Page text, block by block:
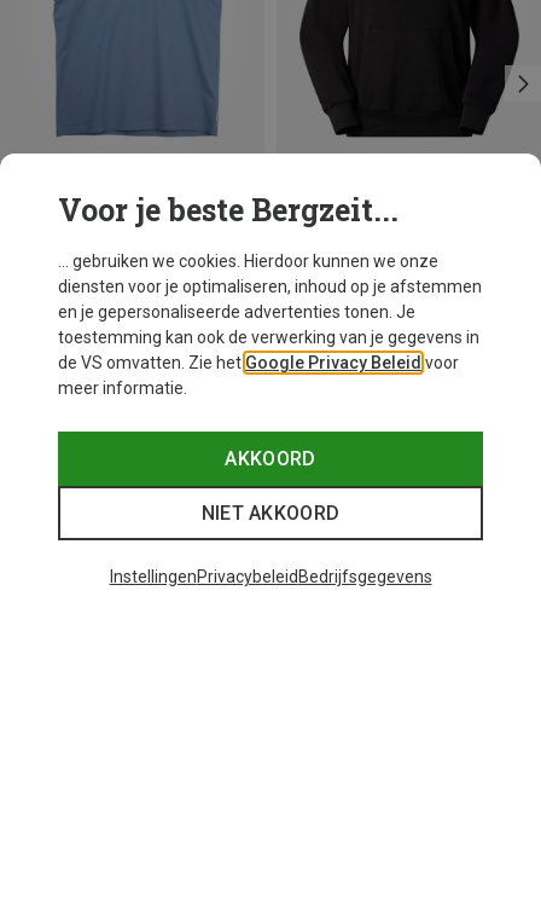
Maten
Heren An Otter Vacation T-shirt
M L XL
Je bespaart 42%
Voor je beste Bergzeit...
... gebruiken we cookies. Hierdoor kunnen we onze
diensten voor je optimaliseren, inhoud op je afstemmen
en je gepersonaliseerde advertenties tonen. Je
toestemming kan ook de verwerking van je gegevens in
de VS omvatten. Zie het Google Privacy Beleid voor
meer informatie.
AKKOORD
NIET AKKOORD
InstellingenPrivacybeleid Bedrijfsgegevens